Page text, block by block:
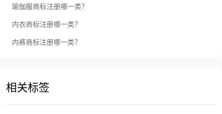
瑜伽服商标注册哪一类？
内衣商标注册哪一类？
内裤商标注册哪一类？
相关标签